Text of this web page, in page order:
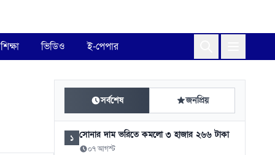
শিক্ষা ভিডিও ই-পেপার
সর্বশেষ জনপ্রিয়
১ সোনার দাম ভরিতে কমলো ৩ হাজার ২৬৬ টাকা
০৭ আগস্ট